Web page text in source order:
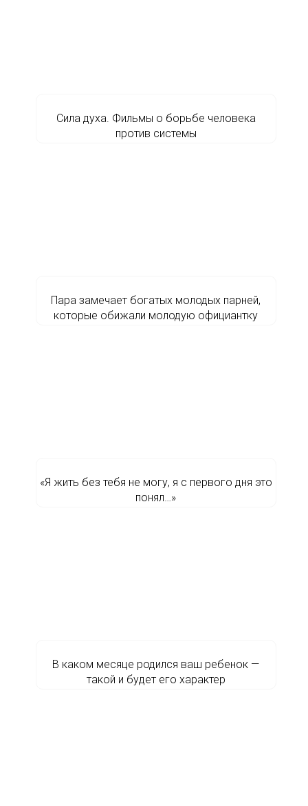
Сила духа. Фильмы о борьбе человека
против системы
Пара замечает богатых молодых парней,
которые обижали молодую официантку
«Я жить без тебя не могу, я с первого дня это
понял…»
В каком месяце родился ваш ребенок —
такой и будет его характер